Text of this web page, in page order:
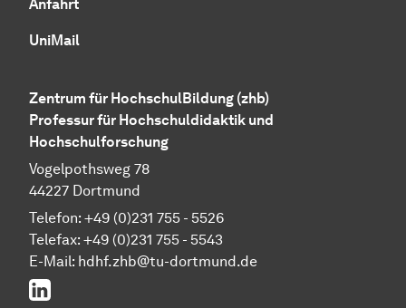
Anfahrt
UniMail
Zentrum für HochschulBildung (zhb)
Professur für Hochschuldidaktik und
Hochschulforschung
Vogelpothsweg 78
44227 Dortmund
Telefon: +49 (0)231 755 - 5526
Telefax: +49 (0)231 755 - 5543
E-Mail: hdhf.zhb@tu-dortmund.de
LinkedIn